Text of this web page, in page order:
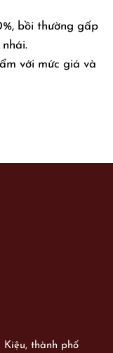
bồi thường gấp
với mức giá và
Kiệu, thành phố